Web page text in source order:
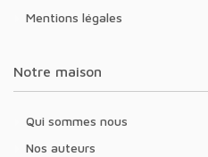
Mentions légales
Notre maison
Qui sommes nous
Nos auteurs